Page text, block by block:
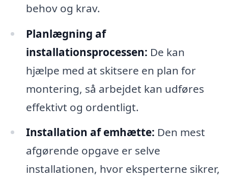
behov og krav.
Planlægning af
installationsprocessen: De kan
hjælpe med at skitsere en plan for
montering, så arbejdet kan udføres
effektivt og ordentligt.
Installation af emhætte: Den mest
afgørende opgave er selve
installationen, hvor eksperterne sikrer,